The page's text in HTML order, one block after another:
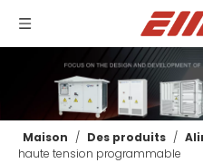
Maison / Des produits /
haute tension programmable